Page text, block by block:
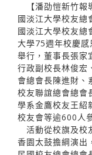
【潘劭愷新竹報
國淡江大學校友總
國淡江大學校友總
大學75週年校慶
舉行，董事長張家
行政副校長林俊宏
會總會長陳進財、
校友聯誼總會總會
學系金鷹校友王紹
校友會等逾600人
活動從校旗及校
香園太鼓擔綱演出